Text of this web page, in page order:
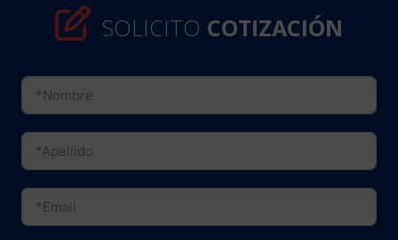
SOLICITO COTIZACIÓN